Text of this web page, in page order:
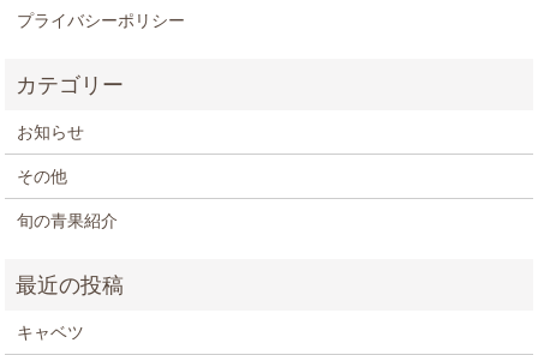
プライバシーポリシー
お知らせ
その他
旬の青果紹介
キャベツ